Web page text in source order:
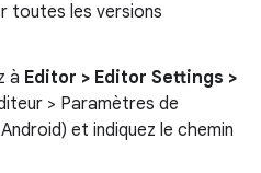
toutes les versions
à Editor > Editor Settings >
> Paramètres de
et indiquez le chemin